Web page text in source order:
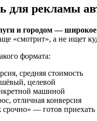
для рекламы
и городом —
«смотрит», а не ищет
формата:
средняя стоимость
целевой
машиной
отличная конверсия
— готов приехать